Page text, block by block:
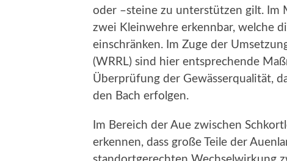
oder –steine zu unterstützen gilt. Im
zwei Kleinwehre erkennbar, welche
einschränken. Im Zuge der
(WRRL) sind hier entsprechende
Überprüfung der Gewässerqualität,
den Bach erfolgen.
Im Bereich der Aue zwischen
erkennen, dass große Teile der